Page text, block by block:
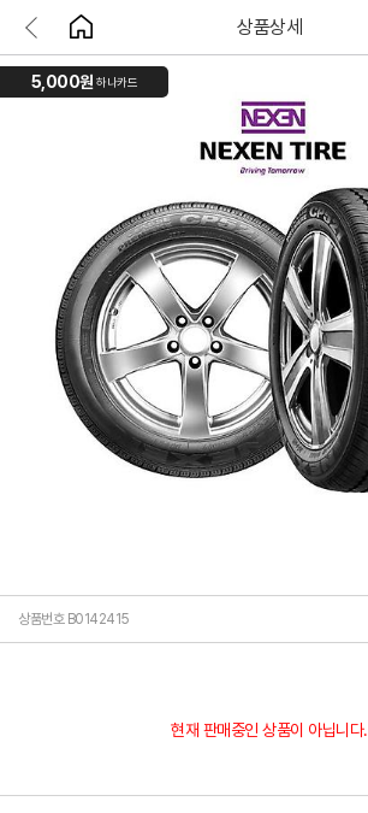
상품상세
5,000원 하나카드
상품번호 B0142415
현재 판매중인 상품이 아닙니다.